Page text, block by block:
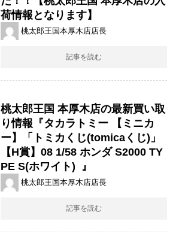
荷情報となります】
桃太郎王国本厚木店店長
記事を読む
桃太郎王国 本厚木店の最新買い取
り情報『タカラトミー 【ミニカ
ー】「トミカくじ(tomicaくじ)」
【​H賞】08 ​1/58 ​ホンダ ​S2000 ​TY
PE ​S(ホワイト) ​ 』
桃太郎王国本厚木店店長
記事を読む